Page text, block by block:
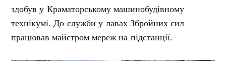
здобув у Краматорському машинобудівному
технікумі. До служби у лавах Збройних сил
працював майстром мереж на підстанції.